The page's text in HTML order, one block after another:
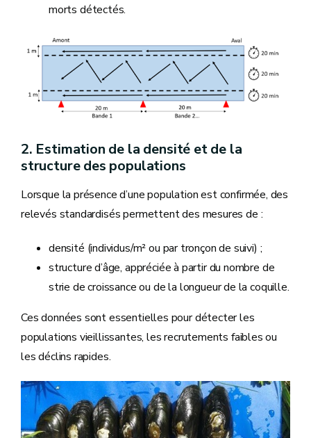
morts détectés.
2. Estimation de la densité et de la
structure des populations
Lorsque la présence d’une population est confirmée, des
relevés standardisés permettent des mesures de :
densité (individus/m² ou par tronçon de suivi) ;
structure d’âge, appréciée à partir du nombre de
strie de croissance ou de la longueur de la coquille.
Ces données sont essentielles pour détecter les
populations vieillissantes, les recrutements faibles ou
les déclins rapides.